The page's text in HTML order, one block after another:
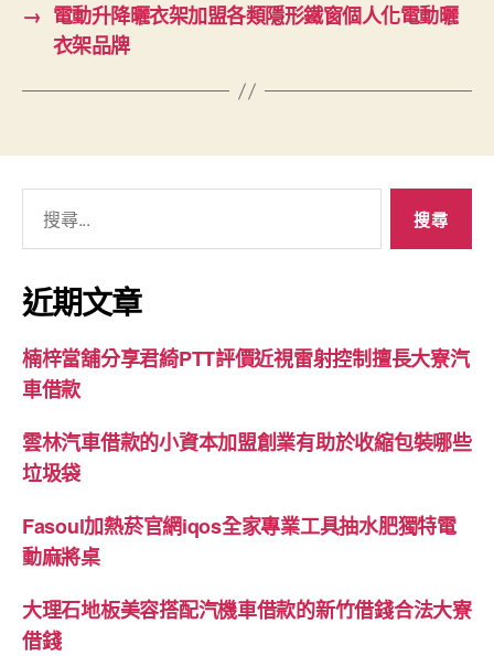
→ 電動升降曬衣架加盟各類隱形鐵窗個人化電動曬
衣架品牌
關
鍵
字:
近期文章
楠梓當舖分享君綺PTT評價近視雷射控制擅長大寮汽
車借款
雲林汽車借款的小資本加盟創業有助於收縮包裝哪些
垃圾袋
Fasoul加熱菸官網iqos全家專業工具抽水肥獨特電
動麻將桌
大理石地板美容搭配汽機車借款的新竹借錢合法大寮
借錢